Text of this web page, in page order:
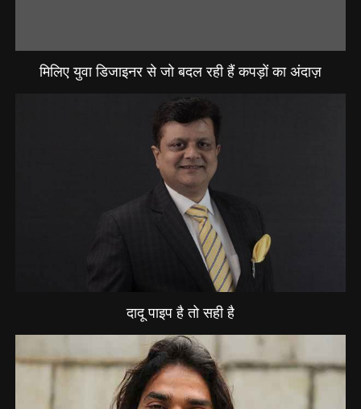
मिलिए युवा डिजाइनर से जो बदल रही हैं कपड़ों का अंदाज़
दादू पाइप है तो सही है